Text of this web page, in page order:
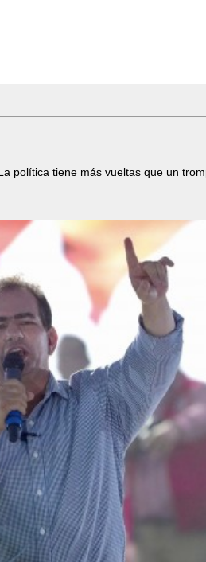
política tiene más vueltas que un